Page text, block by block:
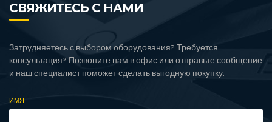
СВЯЖИТЕСЬ С НАМИ
Затрудняетесь с выбором оборудования? Требуется
консультация? Позвоните нам в офис или отправьте сообщение
и наш специалист поможет сделать выгодную покупку.
ИМЯ